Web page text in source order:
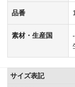
品番
素材・生産国
-
サイズ表記